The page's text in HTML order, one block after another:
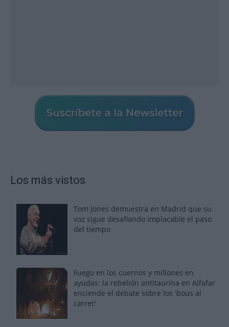
Los más vistos
Tom Jones demuestra en Madrid que su
voz sigue desafiando implacable el paso
del tiempo
Fuego en los cuernos y millones en
ayudas: la rebelión antitaurina en Alfafar
enciende el debate sobre los 'bous al
carrer'